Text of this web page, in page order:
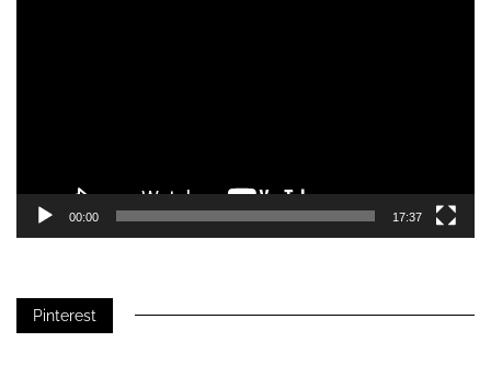
00:00 17:37
Pinterest